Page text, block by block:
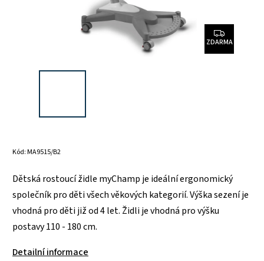
ZDARMA
Kód:MA9515/B2
Dětská rostoucí židle myChamp je ideální ergonomický
společník pro děti všech věkových kategorií. Výška sezení je
vhodná pro děti již od 4 let. Židli je vhodná pro výšku
postavy 110 - 180 cm.
Detailní informace